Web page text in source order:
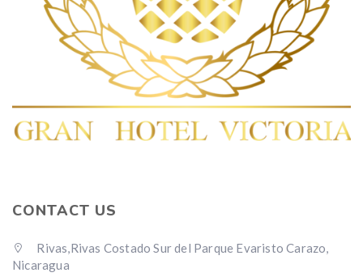
CONTACT US
Rivas,Rivas Costado Sur del Parque Evaristo Carazo,
Nicaragua